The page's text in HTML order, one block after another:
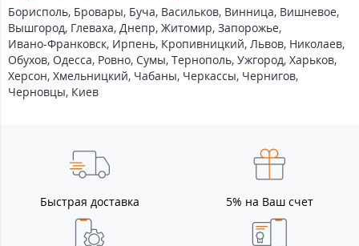
Борисполь, Бровары, Буча, Васильков, Винница, Вишневое,
Вышгород, Глеваха, Днепр, Житомир, Запорожье,
Ивано-Франковск, Ирпень, Кропивницкий, Львов, Николаев,
Обухов, Одесса, Ровно, Сумы, Тернополь, Ужгород, Харьков,
Херсон, Хмельницкий, Чабаны, Черкассы, Чернигов,
Черновцы, Киев
Быстрая доставка 5% на Ваш счет